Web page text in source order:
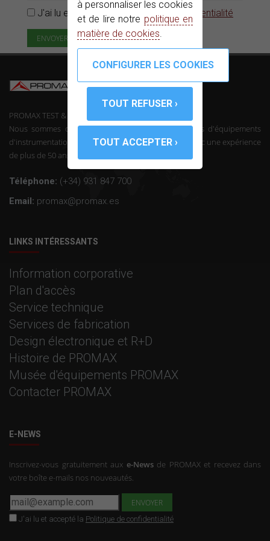
à personnaliser les cookies
et de lire notre politique en
matière de cookies.
J'ai lu et accepté la Politique de confidentialité
PROMAX TEST & MEASUREMENT, SLU ©
Nous sommes des fabricants de télécommunications d'équipements
d'instrumentation et l'électronique professionnelle avec une expérience
de plus de 50 ans dans le secteur.
Téléphone: (+34) 931 847 700
Email: promax@promax.es
LINKS INTÉRESSANTS
Information corporative
Plan d'accès
Service technique
Services de fabrication
Design électronique et R+D
Histoire de PROMAX
Musée d'équipements PROMAX
Contacter PROMAX
E-NEWS
Inscrivez-vous gratuitement aux e-Newsde PROMAX et recevez dans
votre boîte e-mails nos nouveautés.
J'ai lu et accepté la Politique de confidentialité